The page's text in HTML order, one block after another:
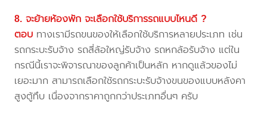
8. จะย้ายห้องพัก จะเลือกใช้บริการรถแบบไหนดี ?
ตอบ ทางเรามีรถขนของให้เลือกใช้บริการหลายประเภท เช่น
รถกระบะรับจ้าง รถสี่ล้อใหญ่รับจ้าง รถหกล้อรับจ้าง แต่ใน
กรณีนี้เราจะพิจารณาของลูกค้าเป็นหลัก หากดูแล้วของไม่
เยอะมาก สามารถเลือกใช้รถกระบะรับจ้างขนของแบบหลังคา
สูงตู้ทึบ เนื่องจากราคาถูกกว่าประเภทอื่นๆ ครับ